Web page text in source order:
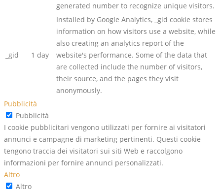
generated number to recognize unique visitors.
_gid 1 day
Installed by Google Analytics, _gid cookie stores
information on how visitors use a website, while
also creating an analytics report of the
website's performance. Some of the data that
are collected include the number of visitors,
their source, and the pages they visit
anonymously.
Pubblicità
Pubblicità
I cookie pubblicitari vengono utilizzati per fornire ai visitatori
annunci e campagne di marketing pertinenti. Questi cookie
tengono traccia dei visitatori sui siti Web e raccolgono
informazioni per fornire annunci personalizzati.
Altro
Altro